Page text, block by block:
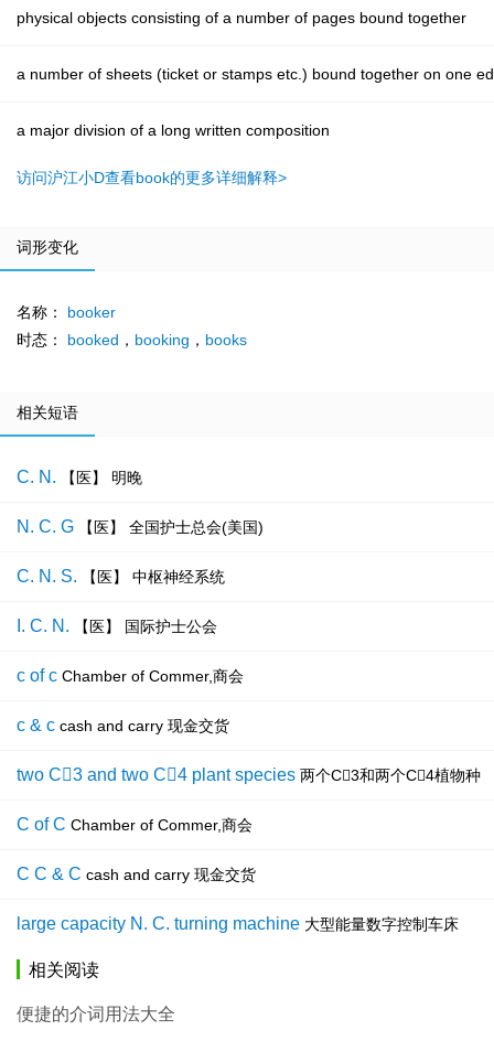
physical objects consisting of a number of pages bound together
a number of sheets (ticket or stamps etc.) bound together on one
a major division of a long written composition
访问沪江小D查看book的更多详细解释>
词形变化
名称：
booker
时态：
booked ， booking ， books
相关短语
C. N. 【医】 明晚
N. C. G 【医】 全国护士总会(美国)
C. N. S. 【医】 中枢神经系统
I. C. N. 【医】 国际护士公会
c of c Chamber of Commer,商会
c & c cash and carry 现金交货
two C3 and two C4 plant species 两个C3和两个C4植物种
C of C Chamber of Commer,商会
C C & C cash and carry 现金交货
large capacity N. C. turning machine 大型能量数字控制车床
相关阅读
便捷的介词用法大全